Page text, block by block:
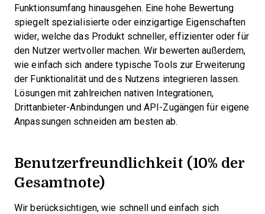
Funktionsumfang hinausgehen. Eine hohe Bewertung
spiegelt spezialisierte oder einzigartige Eigenschaften
wider, welche das Produkt schneller, effizienter oder für
den Nutzer wertvoller machen. Wir bewerten außerdem,
wie einfach sich andere typische Tools zur Erweiterung
der Funktionalität und des Nutzens integrieren lassen.
Lösungen mit zahlreichen nativen Integrationen,
Drittanbieter-Anbindungen und API-Zugängen für eigene
Anpassungen schneiden am besten ab.
Benutzerfreundlichkeit (10% der
Gesamtnote)
Wir berücksichtigen, wie schnell und einfach sich